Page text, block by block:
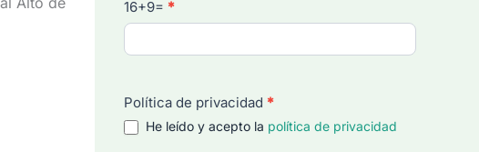
16+9= *
Política de privacidad *
He leído y acepto la política de privacidad